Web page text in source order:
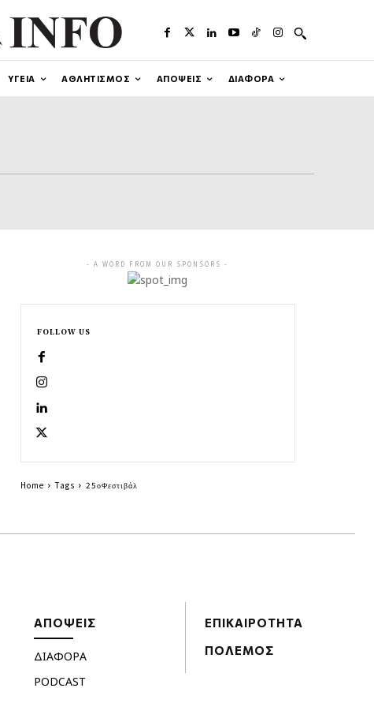
ΥΓΕΙΑ ΑΘΛΗΤΙΣΜΟΣ ΑΠΟΨΕΙΣ ΔΙΑΦΟΡΑ
- A WORD FROM OUR SPONSORS -
FOLLOW US
Home Tags 25οΦεστιβάλ
ΑΠΟΨΕΙΣ
ΔΙΑΦΟΡΑ
PODCAST
ΕΠΙΚΑΙΡΟΤΗΤΑ
ΠΟΛΕΜΟΣ